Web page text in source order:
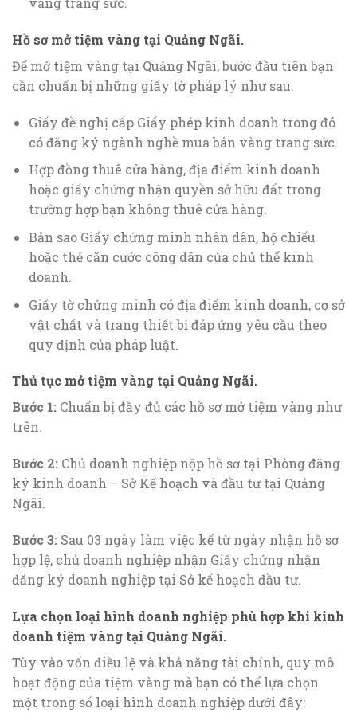
Hồ sơ mở tiệm vàng tại Quảng Ngãi.
Để mở tiệm vàng tại Quảng Ngãi, bước đầu tiên bạn
cần chuẩn bị những giấy tờ pháp lý như sau:
Giấy đề nghị cấp Giấy phép kinh doanh trong đó
có đăng ký ngành nghề mua bán vàng trang sức.
Hợp đồng thuê cửa hàng, địa điểm kinh doanh
hoặc giấy chứng nhận quyền sở hữu đất trong
trường hợp bạn không thuê cửa hàng.
Bản sao Giấy chứng minh nhân dân, hộ chiếu
hoặc thẻ căn cước công dân của chủ thể kinh
doanh.
Giấy tờ chứng minh có địa điểm kinh doanh, cơ sở
vật chất và trang thiết bị đáp ứng yêu cầu theo
quy định của pháp luật.
Thủ tục mở tiệm vàng tại Quảng Ngãi.
Bước 1: Chuẩn bị đầy đủ các hồ sơ mở tiệm vàng như
trên.
Bước 2: Chủ doanh nghiệp nộp hồ sơ tại Phòng đăng
ký kinh doanh – Sở Kế hoạch và đầu tư tại Quảng
Ngãi.
Bước 3: Sau 03 ngày làm việc kể từ ngày nhận hồ sơ
hợp lệ, chủ doanh nghiệp nhận Giấy chứng nhận
đăng ký doanh nghiệp tại Sở kế hoạch đầu tư.
Lựa chọn loại hình doanh nghiệp phù hợp khi kinh
doanh tiệm vàng tại Quảng Ngãi.
Tùy vào vốn điều lệ và khả năng tài chính, quy mô
hoạt động của tiệm vàng mà bạn có thể lựa chọn
một trong số loại hình doanh nghiệp dưới đây: